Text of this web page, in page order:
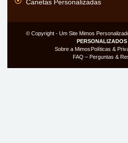
Canetas Personalizadas
© Copyright - Um Site Mimos
PERSONALIZADOS
Sobre a MimosPolíticas &
FAQ – Perguntas &